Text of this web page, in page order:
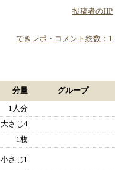
投稿者のHP
できレポ・コメント総数：1
分量 グループ
1人分
大さじ4
1枚
小さじ1